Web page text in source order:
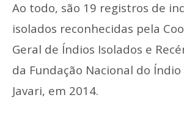
Ao todo, são 19 registros de
isolados reconhecidas pela
Geral de Índios Isolados e
da Fundação Nacional do Índio
Javari, em 2014.